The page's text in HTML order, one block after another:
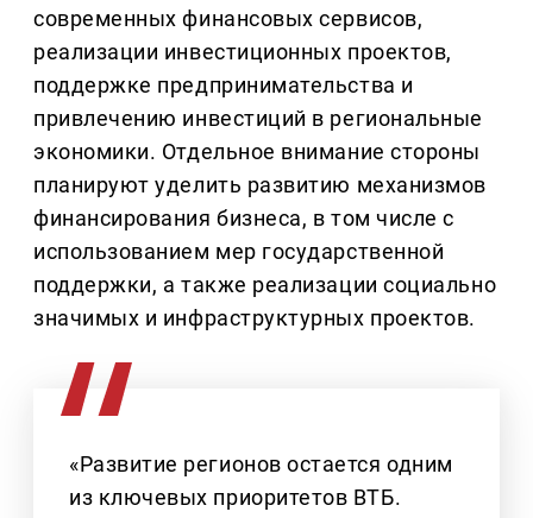
современных финансовых сервисов,
реализации инвестиционных проектов,
поддержке предпринимательства и
привлечению инвестиций в региональные
экономики. Отдельное внимание стороны
планируют уделить развитию механизмов
финансирования бизнеса, в том числе с
использованием мер государственной
поддержки, а также реализации социально
значимых и инфраструктурных проектов.
«Развитие регионов остается одним
из ключевых приоритетов ВТБ.